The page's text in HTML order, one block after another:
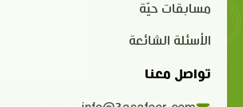
مسابقات حيّة
الأسئلة الشائعة
تواصل معنا